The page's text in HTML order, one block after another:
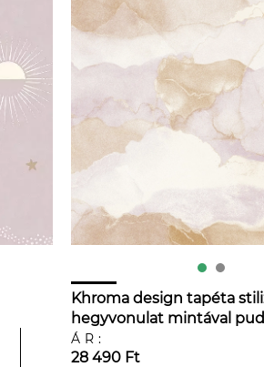
Khroma design tapéta
hegyvonulat mintával
barackos lila színekkel
ÁR:
28 490 Ft